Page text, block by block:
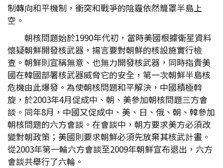
制轉向和平機制，衝突和戰爭的陰霾依然籠罩半島上
空。
朝核問題始於1990年代初，當時美國根據衛星資料
懷疑朝鮮開發核武器，揚言要對朝鮮的核設施實行檢
查。朝鮮則宣稱無意、也無力開發核武器，同時指責美
國在韓國部署核武器威脅它的安全，第一次朝鮮半島核
危機由此爆發。為使朝核問題和平解決，中國積極斡
旋，於2003年4月促成中、朝、美參加朝核問題三方會
談。同年8月，中國又促成中、美、日、俄、朝、韓參加
朝核問題的六方會談。在會談中，朝方要求美方必須改
變對朝政策；美國則要求朝鮮必須先放棄其核武計畫。
從2003年第一輪六方會談至2009年朝鮮宣布退出，六方
會談共舉行了六輪。